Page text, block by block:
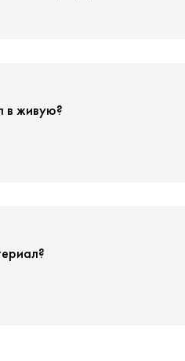
в живую?